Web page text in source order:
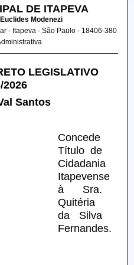
DE ITAPEVA
Modenezi
- Itapeva - São Paulo - 18406-380
LEGISLATIVO
2026
Santos
Concede
Título de
Cidadania
Itapevense
à Sra.
Quitéria
da Silva
Fernandes.